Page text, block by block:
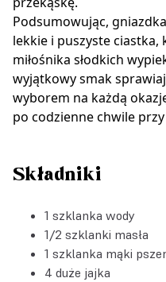
Podsumowując,
lekkie i puszyste
miłośnika słodkich
wyjątkowy smak
wyborem na każdą
po codzienne chwile
Składniki
1 szklanka wody
1/2 szklanki masła
1 szklanka mąki
4 duże jajka